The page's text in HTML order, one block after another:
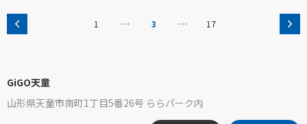
1 … 3 … 17
GiGO天童
山形県天童市南町1丁目5番26号 ららパーク内